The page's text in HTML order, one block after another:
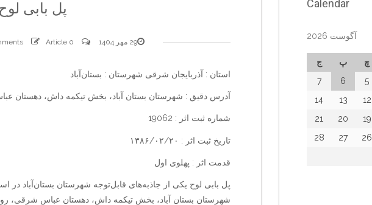
پل بابی
29 مهر 1404 0 comments
Article
استان : آذربایجان شرقی شهرستان : بستان‌آباد
آدرس دقیق : شهرستان بستان آباد، بخش تیکمه داش، دهستان
شماره ثبت اثر : 19062
تاریخ ثبت اثر : ۱۳۸۶/۰۲/۲۰
قدمت اثر : پهلوی اول
پل بابی لوح یکی از جاذبه‌های قابل‌توجه شهرستان بستان‌آباد در
شهرستان بستان آباد، بخش تیکمه داش، دهستان عباس شرقی،
Calendar
آگوست 2026
چ پ
ج
5
6
7
12
13
14
19
20
21
26
27
28